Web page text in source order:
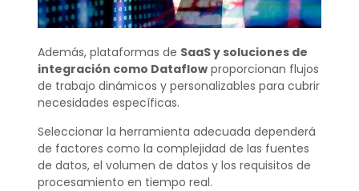
Además, plataformas de SaaS y soluciones de
integración como Dataflowproporcionan flujos
de trabajo dinámicos y personalizables para cubrir
necesidades específicas.
Seleccionar la herramienta adecuada dependerá
de factores como la complejidad de las fuentes
de datos, el volumen de datos y los requisitos de
procesamiento en tiempo real.